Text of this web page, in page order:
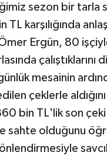
sezon bir tarla
karşılığında
Ergün, 80
çalıştıklarını
mesainin
çeklerle
bin TL'lik son
sahte olduğunu